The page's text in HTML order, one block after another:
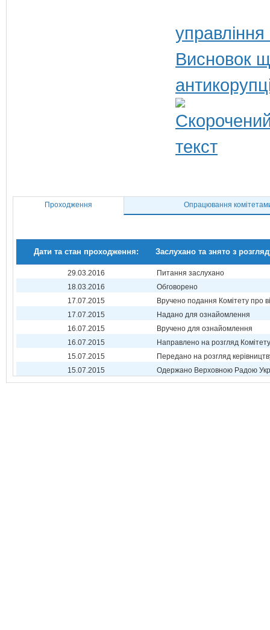
Висновок
Проходження Опрацювання
Дати та стан проходження: Заслухано та знято з
29.03.2016
Питання заслухано
18.03.2016
Обговорено
17.07.2015
Вручено подання Комітету про
17.07.2015
Надано для ознайомлення
16.07.2015
Вручено для ознайомлення
16.07.2015
Направлено на розгляд Комітету
15.07.2015
Передано на розгляд
15.07.2015
Одержано Верховною Радою